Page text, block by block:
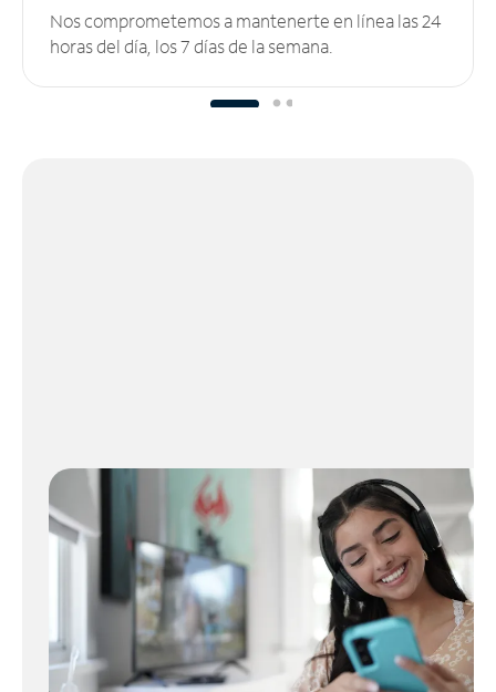
Nos comprometemos a mantenerte en línea las 24
horas del día, los 7 días de la semana.